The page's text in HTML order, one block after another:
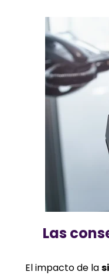
Las
El impacto de la